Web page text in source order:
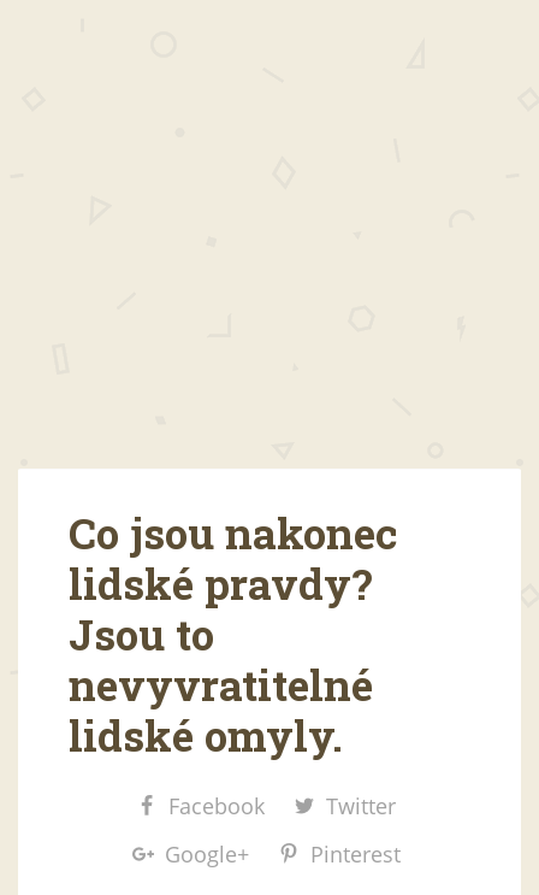
Co jsou nakonec
lidské pravdy?
Jsou to
nevyvratitelné
lidské omyly.
Facebook
Twitter
Google+
Pinterest